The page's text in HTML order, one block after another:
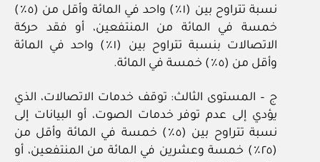
نسبة تتراوح بين (١٪) واحد في المائة وأقل من (٥٪)
خمسة في المائة من المنتفعين، أو فقد حركة
الاتصالات بنسبة تتراوح بين (١٪) واحد في المائة
وأقل من (٥٪) خمسة في المائة.
ج – المستوى الثالث: توقف خدمات الاتصالات، الذي
يؤدي إلى عدم توفر خدمات الصوت، أو البيانات إلى
نسبة تتراوح بين (٥٪) خمسة في المائة وأقل من
(٢٥٪) خمسة وعشرين في المائة من المنتفعين، أو